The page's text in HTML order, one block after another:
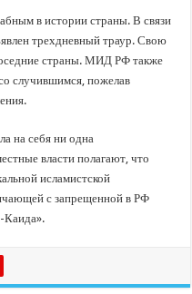
в истории страны. В связи
трехдневный траур. Свою
страны. МИД РФ также
случившимся, пожелав
на себя ни одна
власти полагают, что
исламистской
с запрещенной в РФ
Каида».